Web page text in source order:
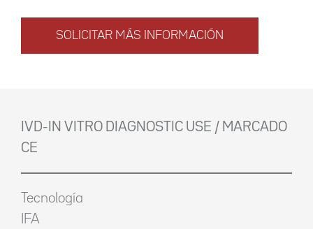
SOLICITAR MÁS INFORMACIÓN
IVD-IN VITRO DIAGNOSTIC USE / MARCADO
CE
Tecnología
IFA